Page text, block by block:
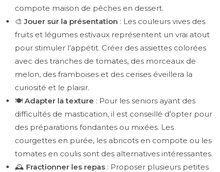
compote maison de pêches en dessert.
🎨Jouer sur la présentation : Les couleurs vives des
fruits et légumes estivaux représentent un vrai atout
pour stimuler l’appétit. Créer des assiettes colorées
avec des tranches de tomates, des morceaux de
melon, des framboises et des cerises éveillera la
curiosité et le plaisir.
🍽️ Adapter la texture : Pour les seniors ayant des
difficultés de mastication, il est conseillé d’opter pour
des préparations fondantes ou mixées. Les
courgettes en purée, les abricots en compote ou les
tomates en coulis sont des alternatives intéressantes.
🕰️ Fractionner les repas : Proposer plusieurs petites